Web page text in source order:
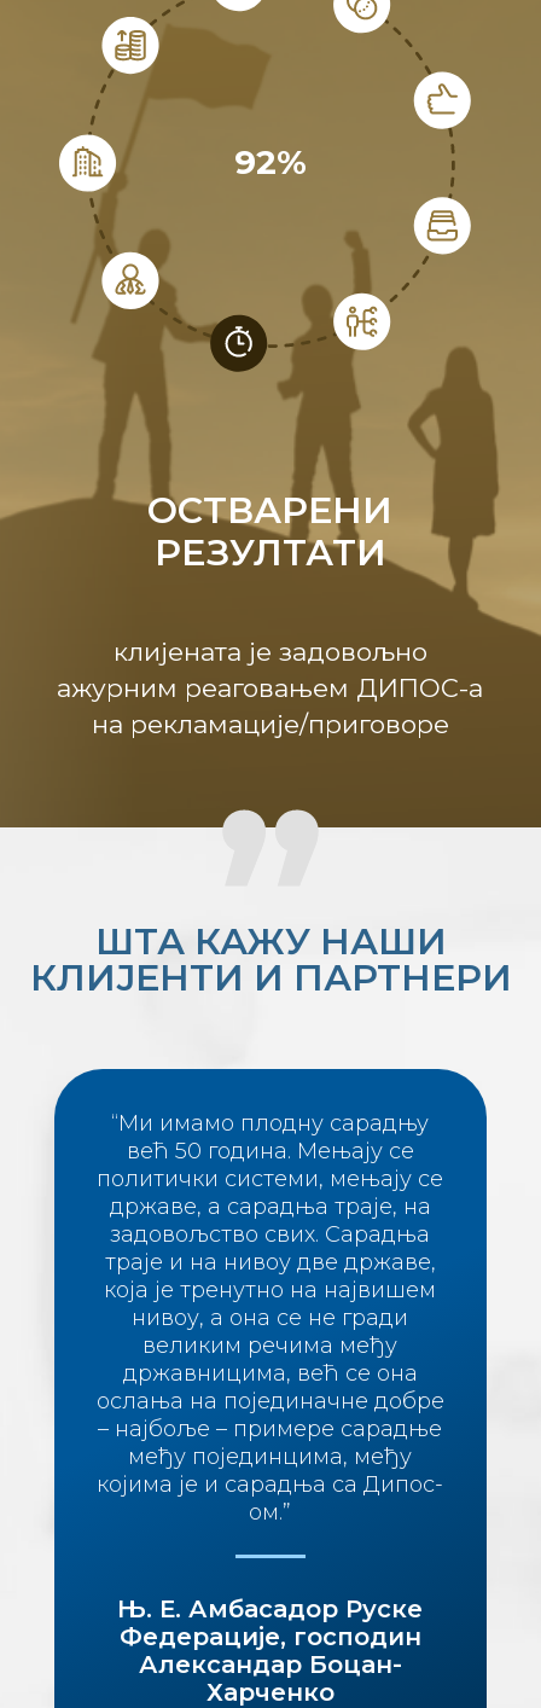
92%
ОСТВАРЕНИ
РЕЗУЛТАТИ
клијената је задовољно
ажурним реаговањем ДИПОС-а
на рекламације/приговоре
ШТА КАЖУ НАШИ
КЛИЈЕНТИ И ПАРТНЕРИ
“Ми имамо плодну сарадњу
већ 50 година. Мењају се
политички системи, мењају се
државе, а сарадња траје, на
задовољство свих. Сарадња
траје и на нивоу две државе,
која је тренутно на највишем
нивоу, а она се не гради
великим речима међу
државницима, већ се она
ослања на појединачне добре
– најбоље – примере сарадње
међу појединцима, међу
којима је и сарадња са Дипос-
ом.”
Њ. Е. Амбасадор Руске
Федерације, господин
Александар Боцан-
Харченко